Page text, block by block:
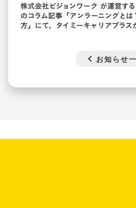
株式会社ビジョンワーク が運営す
のコラム記事「アンラーニングと
方」にて、タイミーキャリアプラス
chevron_left お知らせ